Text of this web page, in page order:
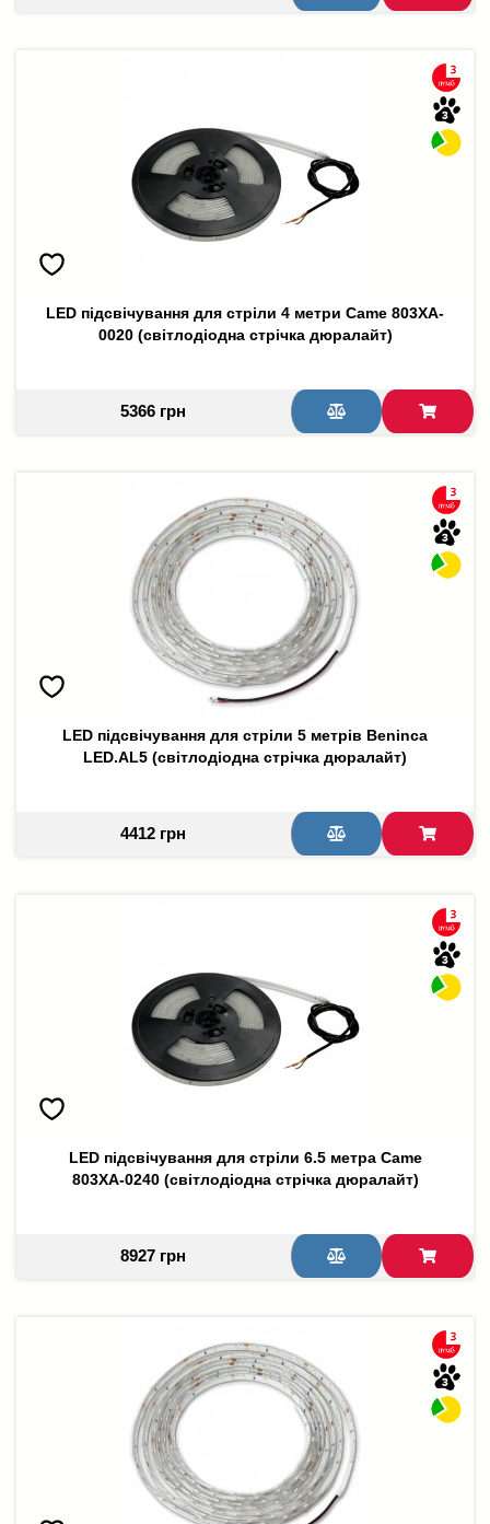
LED підсвічування для стріли 4 метри Came 803XA-
0020 (світлодіодна стрічка дюралайт)
5366 грн
LED підсвічування для стріли 5 метрів Beninca
LED.AL5 (світлодіодна стрічка дюралайт)
4412 грн
LED підсвічування для стріли 6.5 метра Came
803XA-0240 (світлодіодна стрічка дюралайт)
8927 грн